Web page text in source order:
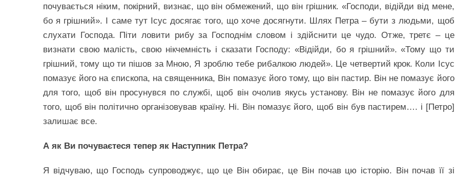
почувається ніким, покірний, визнає, що він обмежений, що він грішник. «Господи, відійди від мене,
бо я грішний». І саме тут Ісус досягає того, що хоче досягнути. Шлях Петра – бути з людьми, щоб
слухати Господа. Піти ловити рибу за Господнім словом і здійснити це чудо. Отже, третє – це
визнати свою малість, свою нікчемність і сказати Господу: «Відійди, бо я грішний». «Тому що ти
грішний, тому що ти пішов за Мною, Я зроблю тебе рибалкою людей». Це четвертий крок. Коли Ісус
помазує його на єпископа, на священника, Він помазує його тому, що він пастир. Він не помазує його
для того, щоб він просунувся по службі, щоб він очолив якусь установу. Він не помазує його для
того, щоб він політично організовував країну. Ні. Він помазує його, щоб він був пастирем…. і [Петро]
залишає все.
А як Ви почуваєтеся тепер як Наступник Петра?
Я відчуваю, що Господь супроводжує, що це Він обирає, це Він почав цю історію. Він почав її зі